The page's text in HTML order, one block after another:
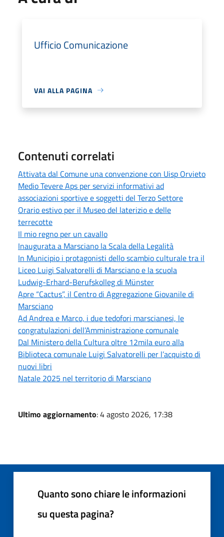
Ufficio Comunicazione
VAI ALLA PAGINA
Contenuti correlati
Attivata dal Comune una convenzione con Uisp Orvieto
Medio Tevere Aps per servizi informativi ad
associazioni sportive e soggetti del Terzo Settore
Orario estivo per il Museo del laterizio e delle
terrecotte
Il mio regno per un cavallo
Inaugurata a Marsciano la Scala della Legalità
In Municipio i protagonisti dello scambio culturale tra il
Liceo Luigi Salvatorelli di Marsciano e la scuola
Ludwig-Erhard-Berufskolleg di Münster
Apre “Cactus”, il Centro di Aggregazione Giovanile di
Marsciano
Ad Andrea e Marco, i due tedofori marscianesi, le
congratulazioni dell’Amministrazione comunale
Dal Ministero della Cultura oltre 12mila euro alla
Biblioteca comunale Luigi Salvatorelli per l’acquisto di
nuovi libri
Natale 2025 nel territorio di Marsciano
Ultimo aggiornamento: 4 agosto 2026, 17:38
Quanto sono chiare le informazioni
su questa pagina?